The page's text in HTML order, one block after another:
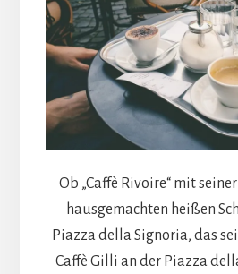
Ob „Caffè Rivoire“ mit
hausgemachten heißen
Piazza della Signoria, das
Caffè Gilli an der Piazza